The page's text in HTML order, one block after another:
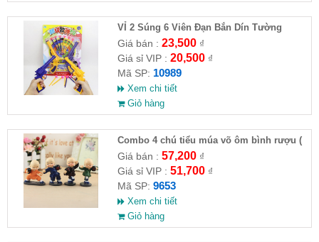
VỈ 2 Súng 6 Viên Đạn Bắn Dín Tường
Giá bán : 23,500₫
Giá sỉ VIP : 20,500₫
Mã SP: 10989
Xem chi tiết
Giỏ hàng
Combo 4 chú tiểu múa võ ôm bình rượu (
HĐ )
Giá bán : 57,200₫
Giá sỉ VIP : 51,700₫
Mã SP: 9653
Xem chi tiết
Giỏ hàng